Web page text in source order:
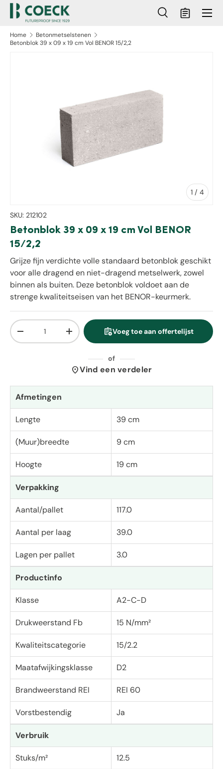
naar inhoud
Zoeken
ZoekenMandje
Menu
Home
Betonmetselstenen
Betonblok 39 x 09 x 19 cm Vol BENOR 15/2,2
1 / van
4
SKU: 212102
Betonblok 39 x 09 x 19 cm Vol BENOR
15/2,2
Grijze fijn verdichte volle standaard betonblok geschikt
voor alle dragend en niet-dragend metselwerk, zowel
binnen als buiten. Deze betonblok voldoet aan de
strenge kwaliteitseisen van het BENOR-keurmerk.
Aantal
Verlaag de hoeveelheidVerhoog de hoeveelheid
assignment_add Voeg toe aan offertelijst
of
location_onVind een verdeler
Afmetingen
Lengte 39 cm
(Muur)breedte 9 cm
Hoogte 19 cm
Verpakking
Aantal/pallet 117.0
Aantal per laag 39.0
Lagen per pallet 3.0
Productinfo
Klasse A2-C-D
Drukweerstand Fb 15 N/mm²
Kwaliteitscategorie 15/2.2
Maatafwijkingsklasse D2
Brandweerstand REI REI 60
Vorstbestendig Ja
Verbruik
Stuks/m² 12.5